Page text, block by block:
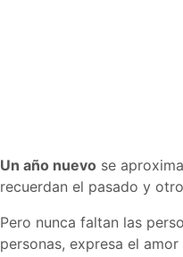
Un año nuevo se
recuerdan el pasado y
Pero nunca faltan las
personas, expresa el